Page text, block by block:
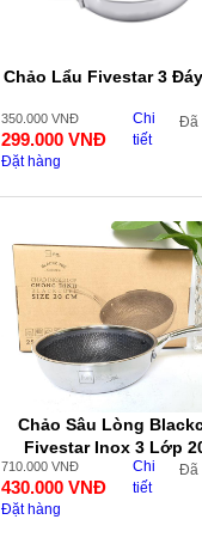
Chảo Lẩu Fivestar 3
350.000 VNĐ
299.000 VNĐ
Đã
Chi
tiết
Đặt hàng
Chảo Sâu Lòng
Fivestar Inox 3 Lớp
710.000 VNĐ
430.000 VNĐ
Đã
Chi
tiết
Đặt hàng